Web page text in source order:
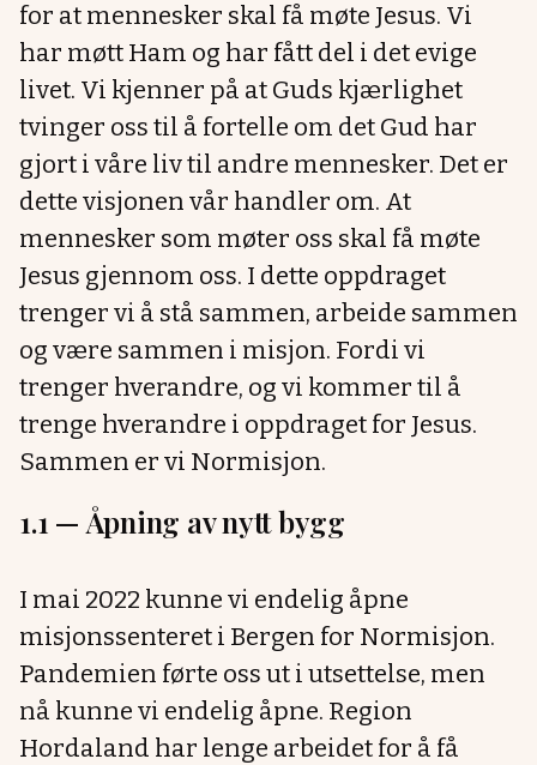
for at mennesker skal få møte Jesus. Vi
har møtt Ham og har fått del i det evige
livet. Vi kjenner på at Guds kjærlighet
tvinger oss til å fortelle om det Gud har
gjort i våre liv til andre mennesker. Det er
dette visjonen vår handler om. At
mennesker som møter oss skal få møte
Jesus gjennom oss. I dette oppdraget
trenger vi å stå sammen, arbeide sammen
og være sammen i misjon. Fordi vi
trenger hverandre, og vi kommer til å
trenge hverandre i oppdraget for Jesus.
Sammen er vi Normisjon.
1.1 — Åpning av nytt bygg
I mai 2022 kunne vi endelig åpne
misjonssenteret i Bergen for Normisjon.
Pandemien førte oss ut i utsettelse, men
nå kunne vi endelig åpne. Region
Hordaland har lenge arbeidet for å få